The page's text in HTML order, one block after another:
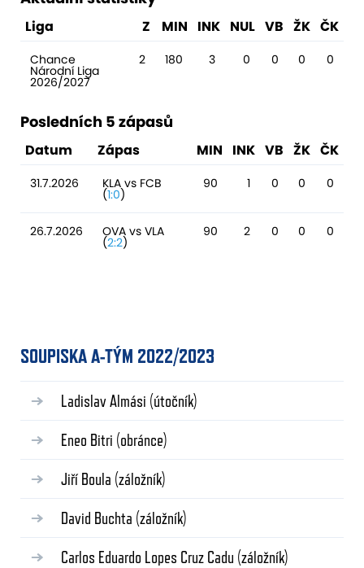
Liga Z MIN INK NUL VB ŽK ČK
Chance
Národní Liga
2026/2027
2 180 3 0 0 0 0
Posledních 5 zápasů
Datum Zápas MIN INK VB ŽK ČK
31.7.2026 KLA vs FCB
(1:0)
90 1 0 0 0
26.7.2026 OVA vs VLA
(2:2)
90 2 0 0 0
SOUPISKA A-TÝM 2022/2023
Ladislav Almási (útočník)
Eneo Bitri (obránce)
Jiří Boula (záložník)
David Buchta (záložník)
Carlos Eduardo Lopes Cruz Cadu (záložník)